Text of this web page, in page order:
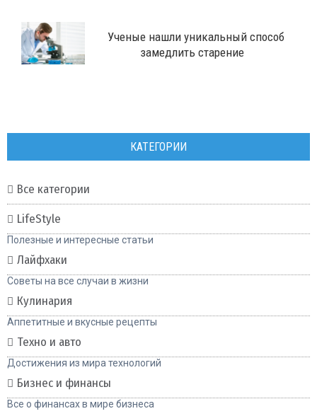
​Ученые нашли уникальный способ
замедлить старение
КАТЕГОРИИ
Все категории
LifeStyle
Полезные и интересные статьи
Лайфхаки
Советы на все случаи в жизни
Кулинария
Аппетитные и вкусные рецепты
Техно и авто
Достижения из мира технологий
Бизнес и финансы
Все о финансах в мире бизнеса